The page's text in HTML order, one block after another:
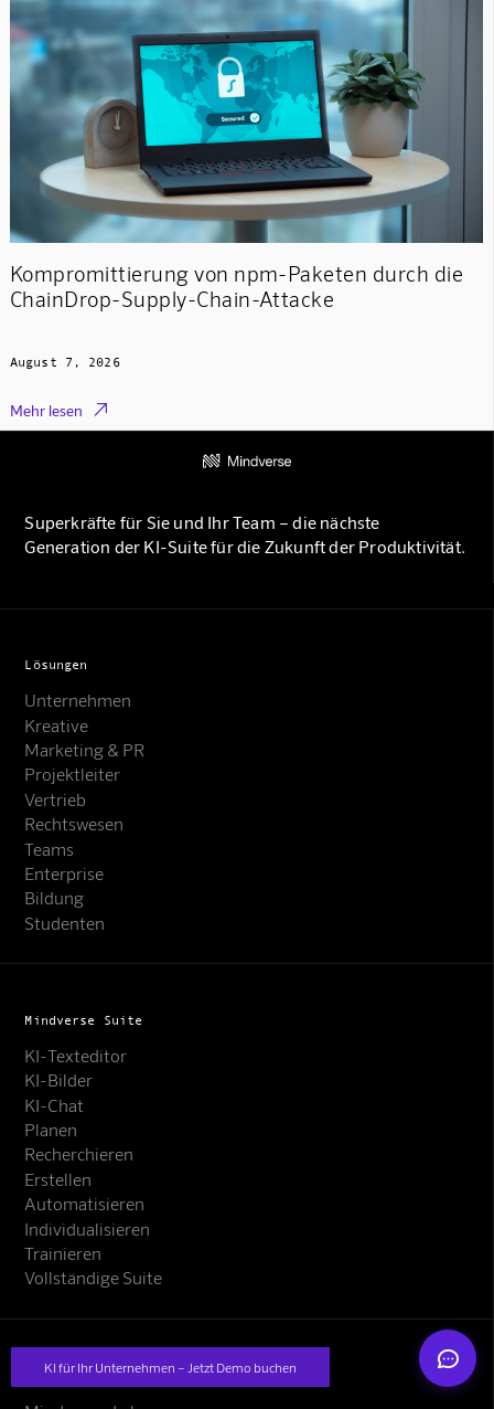
KI für Ihr Unternehmen – Jetzt Demo buchen
Kompromittierung von npm-Paketen durch die
ChainDrop-Supply-Chain-Attacke
August 7, 2026
Mehr lesen 
Superkräfte für Sie und Ihr Team – die nächste
Generation der KI-Suite für die Zukunft der Produktivität.
Lösungen
Unternehmen
Kreative
Marketing & PR
Projektleiter
Vertrieb
Rechtswesen
Teams
Enterprise
Bildung
Studenten
Mindverse Suite
KI-Texteditor
KI-Bilder
KI-Chat
Planen
Recherchieren
Erstellen
Automatisieren
Individualisieren
Trainieren
Vollständige Suite
Mindverse